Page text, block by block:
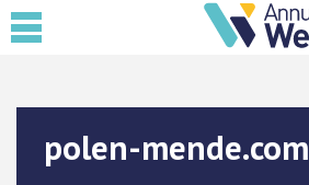
polen-mende.com